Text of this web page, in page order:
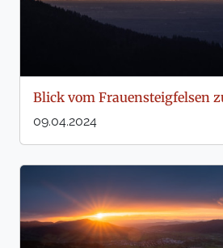
Blick vom Frauensteigfelsen
09.04.2024